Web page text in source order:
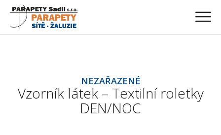
NEZAŘAZENÉ
Vzorník látek – Textilní roletky
DEN/NOC